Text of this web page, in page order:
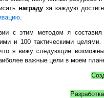
награду за каждую
.
с этим методом я
и 100 тактическими
я вижу следующие
важные цели в моем